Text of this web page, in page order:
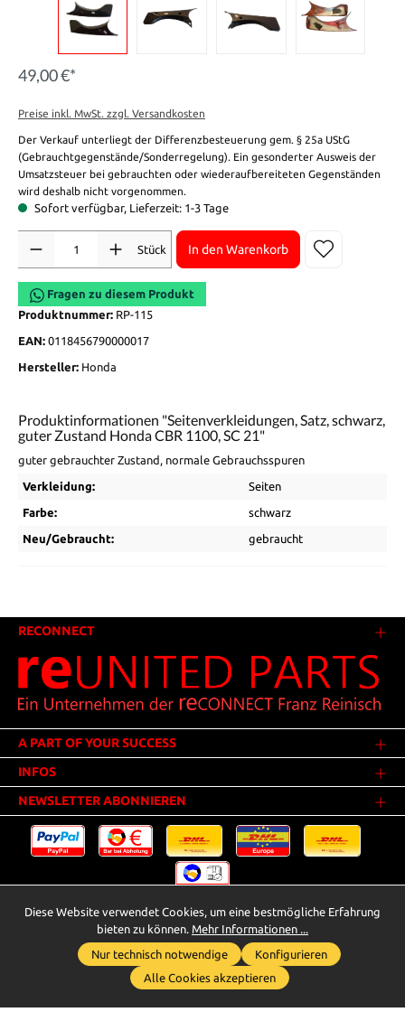
49,00 €*
Preise inkl. MwSt. zzgl. Versandkosten
Der Verkauf unterliegt der Differenzbesteuerung gem. § 25a UStG
(Gebrauchtgegenstände/Sonderregelung). Ein gesonderter Ausweis der
Umsatzsteuer bei gebrauchten oder wiederaufbereiteten Gegenständen
wird deshalb nicht vorgenommen.
Sofort verfügbar, Lieferzeit: 1-3 Tage
Stück
In den Warenkorb
Fragen zu diesem Produkt
Produktnummer: RP-115
EAN: 0118456790000017
Hersteller: Honda
Produktinformationen "Seitenverkleidungen, Satz, schwarz,
guter Zustand Honda CBR 1100, SC 21"
guter gebrauchter Zustand, normale Gebrauchsspuren
Verkleidung: Seiten
Farbe: schwarz
Neu/Gebraucht: gebraucht
RECONNECT
A PART OF YOUR SUCCESS
INFOS
NEWSLETTER ABONNIEREN
* Alle Preise inkl. gesetzl. Mehrwertsteuer zzgl.Versandkosten
Innerhalb Deutschlands - Versandkostenfrei ab 25,00 Euro Warenwert.
** Der Verkauf unterliegt der Differenzbesteuerung gem. § 25a UStG
(Gebrauchtgegenstände/Sonderregelung). Ein gesonderter Ausweis der
Umsatzsteuer bei gebrauchten oder wiederaufbereiteten Gegenständen
Whatsapp für Anfragen
Diese Website verwendet Cookies, um eine bestmögliche Erfahrung
bieten zu können. Mehr Informationen ...
Nur technisch notwendige
Konfigurieren
Alle Cookies akzeptieren